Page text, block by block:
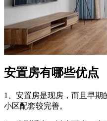
安置房有哪些优点
1、安置房是现房，而且早期
小区配套较完善。